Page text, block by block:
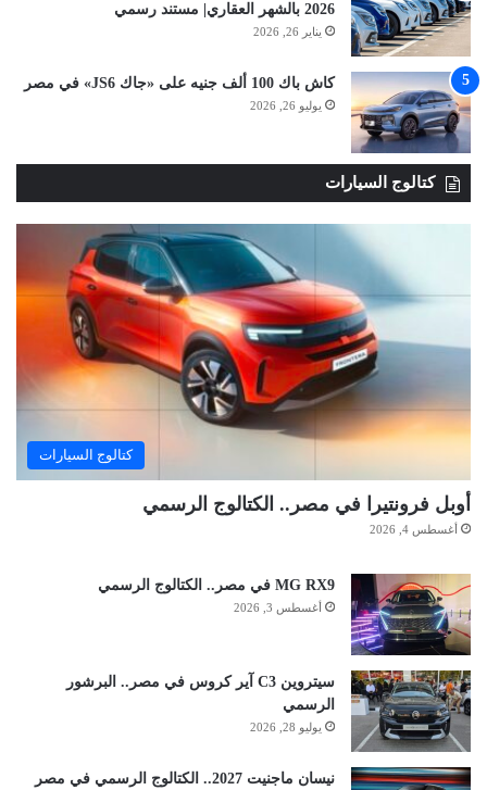
2026 بالشهر العقاري| مستند رسمي
يناير 26, 2026
كاش باك 100 ألف جنيه على «جاك JS6» في مصر
يوليو 26, 2026
كتالوج السيارات
كتالوج السيارات
أوبل فرونتيرا في مصر.. الكتالوج الرسمي
أغسطس 4, 2026
MG RX9 في مصر.. الكتالوج الرسمي
أغسطس 3, 2026
سيتروين C3 آير كروس في مصر.. البرشور
الرسمي
يوليو 28, 2026
نيسان ماجنيت 2027.. الكتالوج الرسمي في مصر